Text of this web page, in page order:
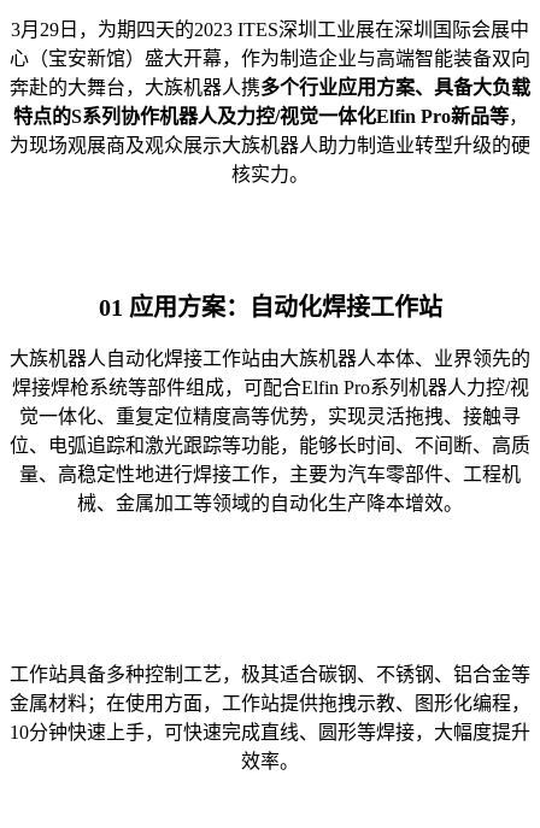
3月29日，为期四天的2023 ITES深圳工业展在深圳国际会展中
心（宝安新馆）盛大开幕，作为制造企业与高端智能装备双向
奔赴的大舞台，大族机器人携多个行业应用方案、具备大负载
特点的S系列协作机器人及力控/视觉一体化Elfin Pro新品等，
为现场观展商及观众展示大族机器人助力制造业转型升级的硬
核实力。
01 应用方案：自动化焊接工作站
大族机器人自动化焊接工作站由大族机器人本体、业界领先的
焊接焊枪系统等部件组成，可配合Elfin Pro系列机器人力控/视
觉一体化、重复定位精度高等优势，实现灵活拖拽、接触寻
位、电弧追踪和激光跟踪等功能，能够长时间、不间断、高质
量、高稳定性地进行焊接工作，主要为汽车零部件、工程机
械、金属加工等领域的自动化生产降本增效。
工作站具备多种控制工艺，极其适合碳钢、不锈钢、铝合金等
金属材料；在使用方面，工作站提供拖拽示教、图形化编程，
10分钟快速上手，可快速完成直线、圆形等焊接，大幅度提升
效率。